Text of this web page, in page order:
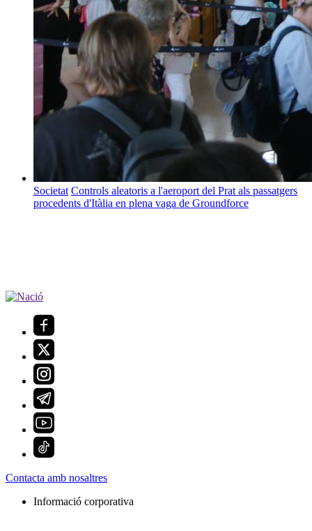
Societat Controls aleatoris a l'aeroport del Prat als passatgers
procedents d'Itàlia en plena vaga de Groundforce
Contacta amb nosaltres
Informació corporativa